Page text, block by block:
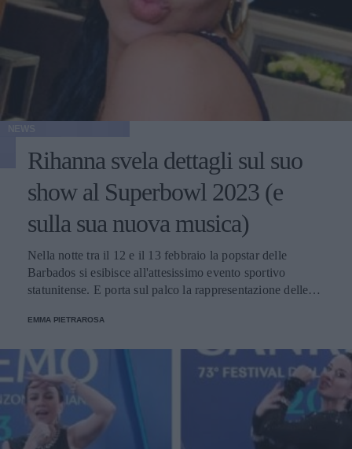
Rihanna svela dettagli sul suo
show al Superbowl 2023 (e
sulla sua nuova musica)
Nella notte tra il 12 e il 13 febbraio la popstar delle
Barbados si esibisce all'attesissimo evento sportivo
statunitense. E porta sul palco la rappresentazione delle
EMMA PIETRAROSA